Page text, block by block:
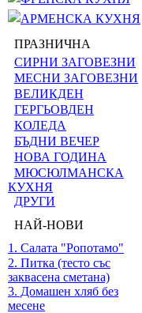
АРМЕНСКА КУХНЯ
ПРАЗНИЧНА
СИРНИ ЗАГОВЕЗНИ
МЕСНИ ЗАГОВЕЗНИ
ВЕЛИКДЕН
ГЕРГЬОВДЕН
КОЛЕДА
БЪДНИ ВЕЧЕР
НОВА ГОДИНА
МЮСЮЛМАНСКА
КУХНЯ
ДРУГИ
НАЙ-НОВИ
1. Салата "Ропотамо"
2. Питка (тесто със
заквасена сметана)
3. Домашен хляб без
месене